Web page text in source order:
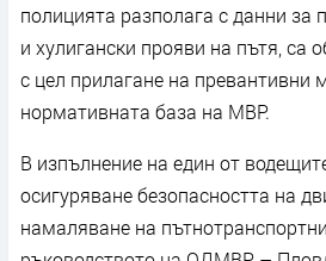
полицията разполага с данни
и хулигански прояви на пътя, са
с цел прилагане на превантивни
нормативната база на МВР.
В изпълнение на един от
осигуряване безопасността на
намаляване на